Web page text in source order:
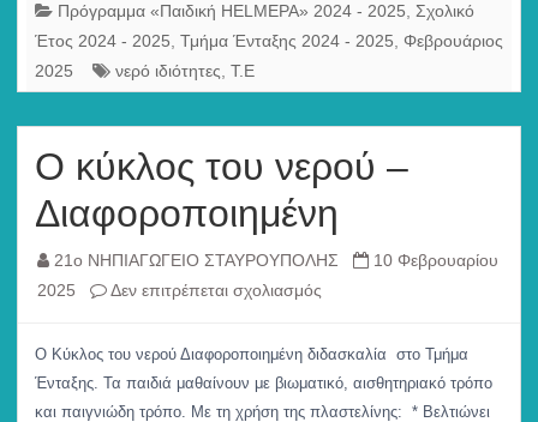
Πρόγραμμα «Παιδική HELMEPA» 2024 - 2025
Σχολικό
Έτος 2024 - 2025 Τμήμα Ένταξης 2024 - 2025 Φεβρουάριος
2025
νερό ιδιότητες Τ.Ε
Ο κύκλος του νερού –
Διαφοροποιημένη
21ο ΝΗΠΙΑΓΩΓΕΙΟ ΣΤΑΥΡΟΥΠΟΛΗΣ
10 Φεβρουαρίου
2025
Δεν επιτρέπεται σχολιασμός
κύκλος
του
νερού
Ο Κύκλος του νερού Διαφοροποιημένη διδασκαλία στο Τμήμα
Ένταξης. Τα παιδιά μαθαίνουν με βιωματικό, αισθητηριακό τρόπο
και παιγνιώδη τρόπο. Με τη χρήση της πλαστελίνης: * Βελτιώνει